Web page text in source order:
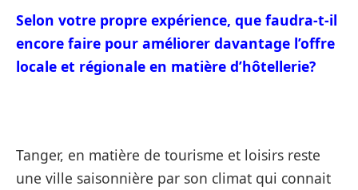
Selon votre propre expérience, que faudra-t-il
encore faire pour améliorer davantage l’offre
locale et régionale en matière d’hôtellerie?
Tanger, en matière de tourisme et loisirs reste
une ville saisonnière par son climat qui connait